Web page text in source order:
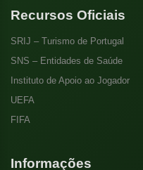
Recursos Oficiais
SRIJ – Turismo de Portugal
SNS – Entidades de Saúde
Instituto de Apoio ao Jogador
UEFA
FIFA
Informações